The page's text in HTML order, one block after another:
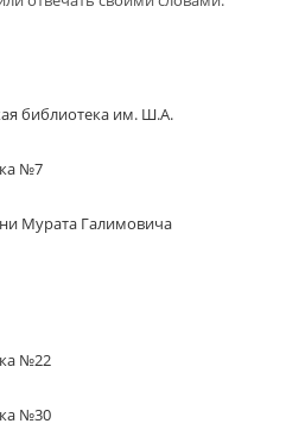
библиотека им. Ш.А.
№7
Мурата Галимовича
№22
№30